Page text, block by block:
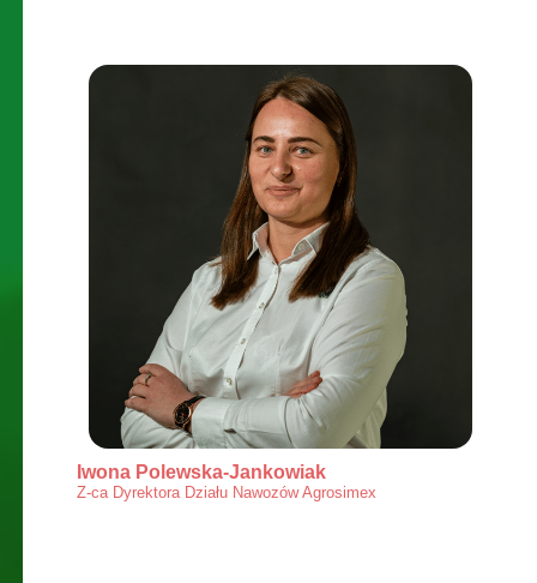
Iwona Polewska-Jankowiak
Z-ca Dyrektora Działu Nawozów Agrosimex